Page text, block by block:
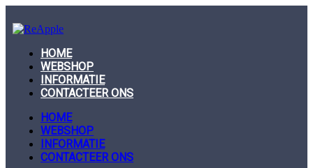
to
content
HOME
WEBSHOP
INFORMATIE
CONTACTEER ONS
HOME
WEBSHOP
INFORMATIE
CONTACTEER ONS